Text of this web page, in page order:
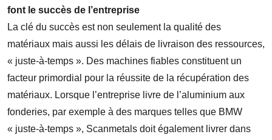
font le succès de l’entreprise
La clé du succès est non seulement la qualité des
matériaux mais aussi les délais de livraison des ressources,
« juste-à-temps ». Des machines fiables constituent un
facteur primordial pour la réussite de la récupération des
matériaux. Lorsque l’entreprise livre de l’aluminium aux
fonderies, par exemple à des marques telles que BMW
« juste-à-temps », Scanmetals doit également livrer dans